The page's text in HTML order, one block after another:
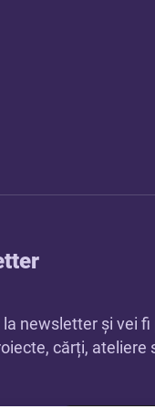
la newsletter și vei
cărți, ateliere